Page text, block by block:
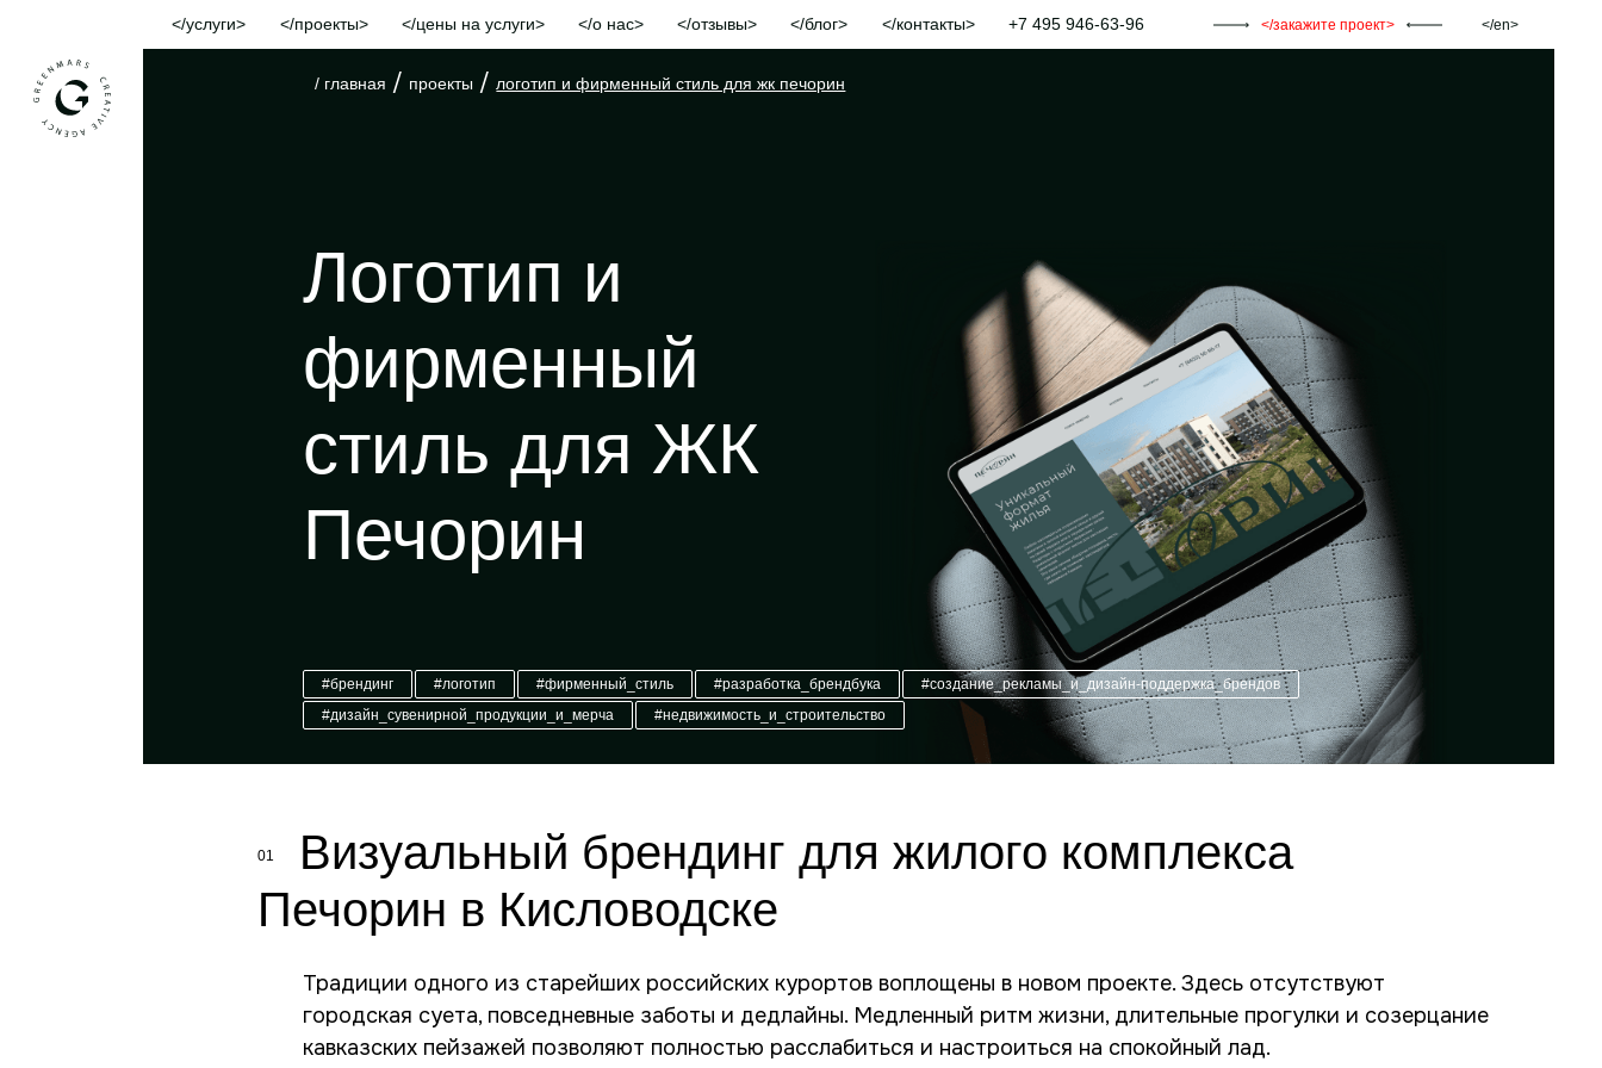
услуги проекты цены на услуги о нас отзывы блог контакты +7 495 946-63-96 закажите проект en
/ главная / проекты /логотип и фирменный стиль для жк печорин
Логотип и
фирменный
стиль для ЖК
Печорин
#брендинг #логотип #фирменный_стиль #разработка_брендбука
#создание_рекламы_и_дизайн-поддержка_брендов
#дизайн_сувенирной_продукции_и_мерча
#недвижимость_и_строительство
01
Визуальный брендинг для жилого комплекса
Печорин в Кисловодске
Традиции одного из старейших российских курортов воплощены в новом проекте. Здесь отсутствуют
городская суета, повседневные заботы и дедлайны. Медленный ритм жизни, длительные прогулки и созерцание
кавказских пейзажей позволяют полностью расслабиться и настроиться на спокойный лад.